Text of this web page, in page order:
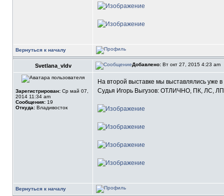
Вернуться к началу
Svetlana_vldv Добавлено: Вт окт 27, 2015 4:23 am
Зарегистрирован: Ср май 07,
2014 11:34 am
Сообщения: 19
Откуда: Владивосток
На второй выставке мы выставлялись уже
Судья Игорь Выгузов: ОТЛИЧНО, ПК, ЛС,
Вернуться к началу